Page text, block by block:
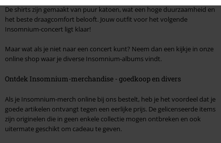
De shirts zijn gemaakt van puur katoen, wat een hoge duurzaamheid en
het beste draagcomfort belooft. Jouw outfit voor het volgende
Insomnium-concert ligt klaar!
Maar wat als je niet naar een concert kunt? Neem dan een kijkje in onze
online shop waar je diverse Insomnium-albums vindt.
Ontdek Insomnium-merchandise - goedkoop en divers
Als je Insomnium-merch online bij ons bestelt, heb je het voordeel dat je
goede artikelen ontvangt tegen een eerlijke prijs. De gelicenseerde items
zijn originelen die in geen enkele collectie mogen ontbreken en ook
uitermate geschikt om cadeau te geven.